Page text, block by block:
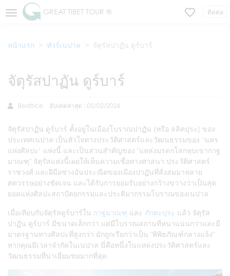
GREAT TIBET TOUR ® ติดต่อ
หน้าแรก ทัวร์เนปาล จัตุรัสปาฏัน ดูร์บาร์
จัตุรัสปาฏัน ดูร์บาร์
Beatrice อัปเดตล่าสุด : 05/02/2026
จัตุรัสปาฏัน ดูร์บาร์ ตั้งอยู่ในเมืองโบราณปาฏัน (หรือ ลลิตปุระ) ของ
ประเทศเนปาล เป็นหัวใจทางประวัติศาสตร์และวัฒนธรรมของ ‘นคร
แห่งศิลปะ’ แห่งนี้ และเป็นส่วนสำคัญของ "แหล่งมรดกโลกหุบเขากาฐ
มาณฑุ" จัตุรัสแห่งนี้เผยให้เห็นความเชื่อทางศาสนา ประวัติศาสตร์
ราชวงศ์ และฝีมือช่างอันประณีตของเมืองปาฏันที่สั่งสมมาหลาย
ศตวรรษอย่างชัดเจน และได้รับการยอมรับอย่างกว้างขวางว่าเป็นสุด
ยอดแห่งศิลปะสถาปัตยกรรมและประติมากรรมโบราณของเนปาล
เมื่อเทียบกับจัตุรัสดูร์บาร์ใน กาฐมาณฑุ และ ภักตะปุระ แล้ว จัตุรัส
ปาฏัน ดูร์บาร์ มีขนาดเล็กกว่า แต่มีโบราณสถานที่หนาแน่นกว่าและมี
มาตรฐานทางศิลปะที่สูงกว่า มักถูกเรียกว่าเป็น "พิพิธภัณฑ์กลางแจ้ง"
หากคุณมีเวลาจำกัดในเนปาล นี่คือหนึ่งในแหล่งประวัติศาสตร์และ
วัฒนธรรมที่น่าเยี่ยมชมมากที่สุด